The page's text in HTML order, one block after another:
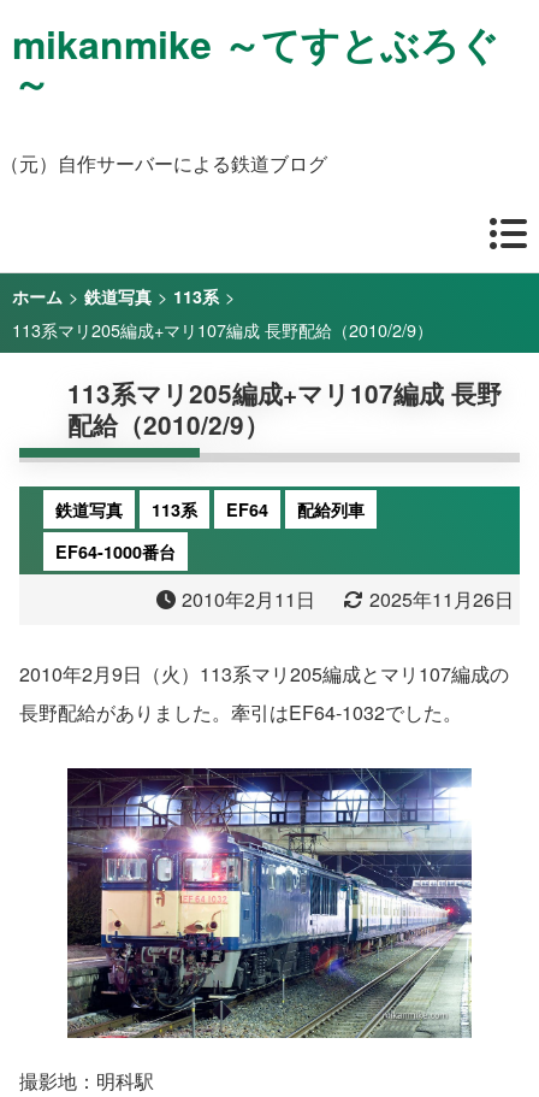
mikanmike ～てすとぶろぐ
～
（元）自作サーバーによる鉄道ブログ
ホーム > 鉄道写真 > 113系 >
113系マリ205編成+マリ107編成 長野配給（2010/2/9）
113系マリ205編成+マリ107編成 長野
配給（2010/2/9）
鉄道写真 113系 EF64
配給列車
EF64-1000番台
2010年2月11日 2025年11月26日
2010年2月9日（火）113系マリ205編成とマリ107編成の
長野配給がありました。牽引はEF64-1032でした。
撮影地：明科駅